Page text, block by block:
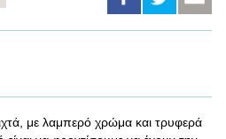
με λαμπερό χρώμα και τρυφερά